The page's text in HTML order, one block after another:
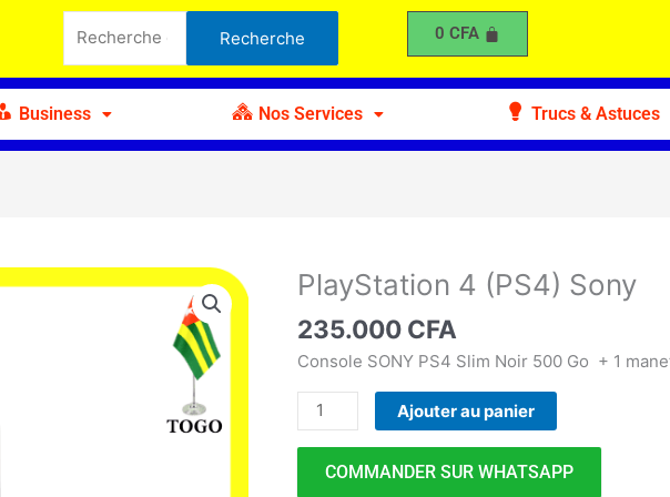
pour :
Recherche 0 CFA
Business Nos Services Trucs & Astuces
PlayStation 4 (PS4) Sony
235.000 CFA
Console SONY PS4 Slim Noir 500 Go + 1
quantité
PlayStation
4
Sony
Ajouter au panier
COMMANDER SUR WHATSAPP